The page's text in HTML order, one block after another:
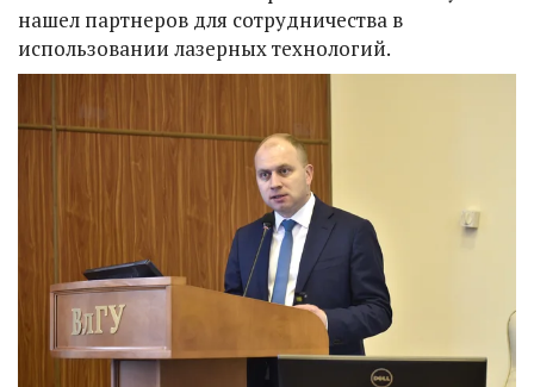
нашел партнеров для сотрудничества в
использовании лазерных технологий.